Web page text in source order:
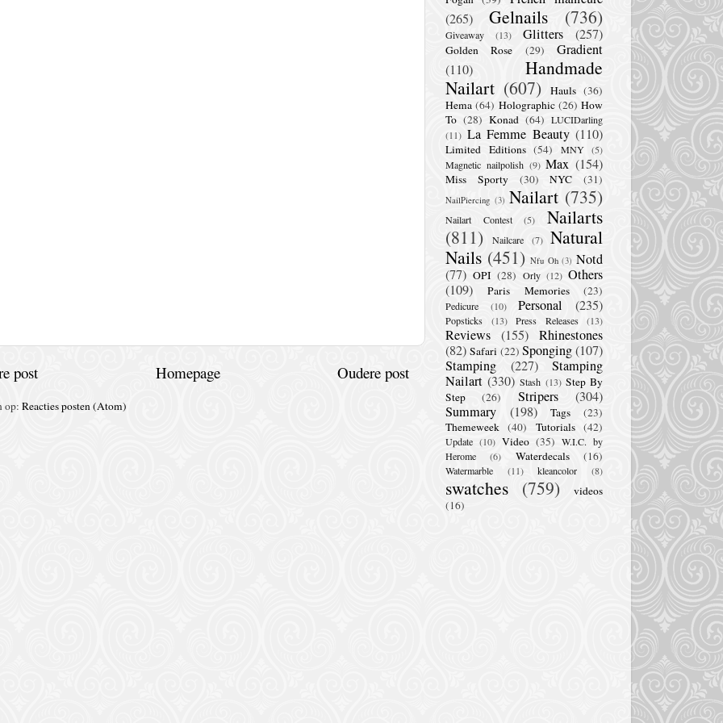
post Oudere post
Homepage
op: Reacties posten (Atom)
(265)
Gelnails (736)
Giveaway (13) Glitters (257)
Golden Rose (29)
Gradient
(110)
Handmade
Nailart (607) Hauls (36)
Hema (64) Holographic (26) How
To (28) Konad (64) LUCIDarling
(11) La Femme Beauty (110)
Limited Editions (54) MNY (5)
Magnetic nailpolish (9) Max (154)
Miss Sporty (30) NYC (31)
NailPiercing (3) Nailart (735)
Nailart Contest (5)
Nailarts
(811)
Nailcare (7) Natural
Nails (451) Nfu Oh (3) Notd
(77) OPI (28) Orly (12) Others
(109)
Paris Memories (23)
Pedicure (10) Personal (235)
Popsticks (13) Press Releases (13)
Reviews (155) Rhinestones
(82) Safari (22) Sponging(107)
Stamping
(227)
Stamping
Nailart (330) Stash (13) Step By
Step
(26) Stripers
(304)
Summary
(198) Tags
(23)
Themeweek (40) Tutorials (42)
Update (10) Video (35) W.I.C. by
Herome
(6) Waterdecals (16)
Watermarble (11) kleancolor (8)
swatches (759)
videos
(16)